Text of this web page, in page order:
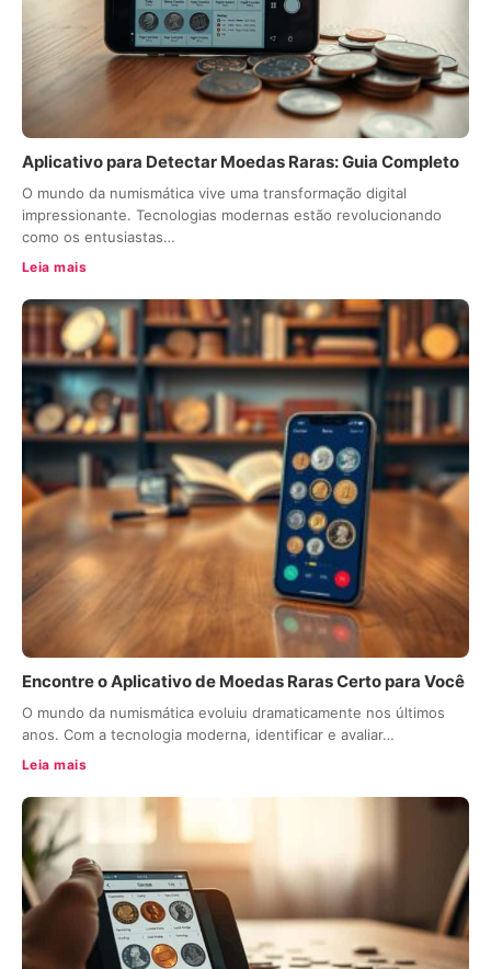
Aplicativo para Detectar Moedas Raras: Guia Completo
O mundo da numismática vive uma transformação digital
impressionante. Tecnologias modernas estão revolucionando
como os entusiastas…
Leia mais
Encontre o Aplicativo de Moedas Raras Certo para Você
O mundo da numismática evoluiu dramaticamente nos últimos
anos. Com a tecnologia moderna, identificar e avaliar…
Leia mais